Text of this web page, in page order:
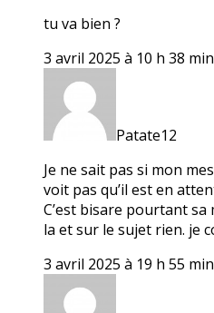
tu va bien ?
3 avril 2025 à 10 h 38 min
Patate12
Je ne sait pas si mon
voit pas qu’il est en
C’est bisare pourtant sa
la et sur le sujet rien. je
3 avril 2025 à 19 h 55 min